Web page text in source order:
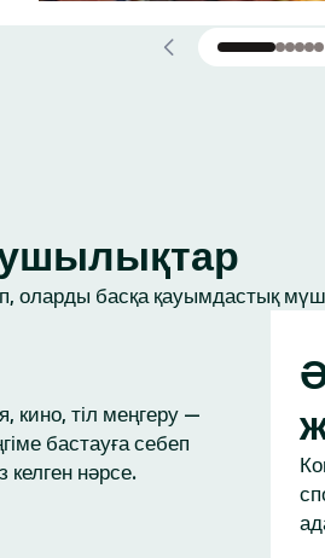
басқа қауымдастық
кино, тіл меңгеру —
бастауға себеп
келген нәрсе.